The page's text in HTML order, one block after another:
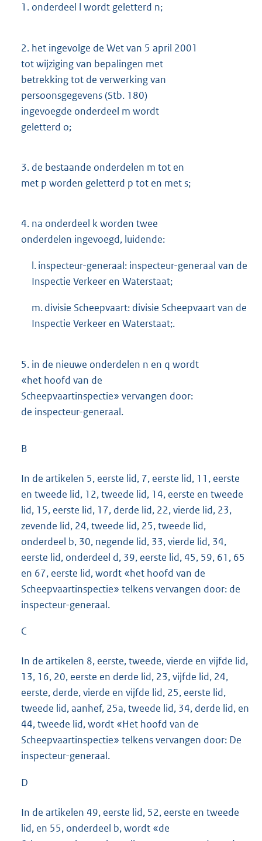
1. onderdeel l wordt geletterd n;
2. het ingevolge de Wet van 5 april 2001
tot wijziging van bepalingen met
betrekking tot de verwerking van
persoonsgegevens (Stb. 180)
ingevoegde onderdeel m wordt
geletterd o;
3. de bestaande onderdelen m tot en
met p worden geletterd p tot en met s;
4. na onderdeel k worden twee
onderdelen ingevoegd, luidende:
l. inspecteur-generaal: inspecteur-generaal van de
Inspectie Verkeer en Waterstaat;
m. divisie Scheepvaart: divisie Scheepvaart van de
Inspectie Verkeer en Waterstaat;.
5. in de nieuwe onderdelen n en q wordt
«het hoofd van de
Scheepvaartinspectie» vervangen door:
de inspecteur-generaal.
B
In de artikelen 5, eerste lid, 7, eerste lid, 11, eerste
en tweede lid, 12, tweede lid, 14, eerste en tweede
lid, 15, eerste lid, 17, derde lid, 22, vierde lid, 23,
zevende lid, 24, tweede lid, 25, tweede lid,
onderdeel b, 30, negende lid, 33, vierde lid, 34,
eerste lid, onderdeel d, 39, eerste lid, 45, 59, 61, 65
en 67, eerste lid, wordt «het hoofd van de
Scheepvaartinspectie» telkens vervangen door: de
inspecteur-generaal.
C
In de artikelen 8, eerste, tweede, vierde en vijfde lid,
13, 16, 20, eerste en derde lid, 23, vijfde lid, 24,
eerste, derde, vierde en vijfde lid, 25, eerste lid,
tweede lid, aanhef, 25a, tweede lid, 34, derde lid, en
44, tweede lid, wordt «Het hoofd van de
Scheepvaartinspectie» telkens vervangen door: De
inspecteur-generaal.
D
In de artikelen 49, eerste lid, 52, eerste en tweede
lid, en 55, onderdeel b, wordt «de